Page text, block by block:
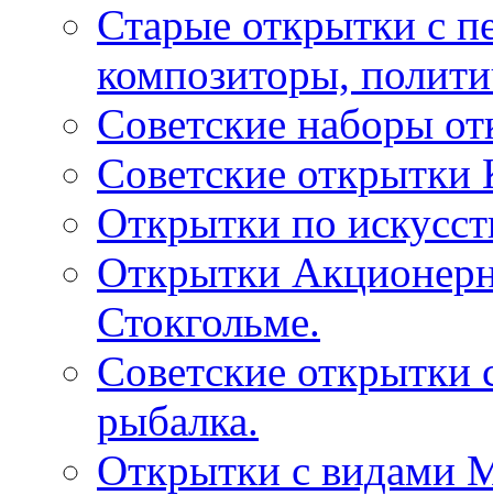
Старые открытки с
композиторы,
Советские наборы
Советские открытки
Открытки по
Открытки
Стокгольме.
Советские открытки
рыбалка.
Открытки с видами